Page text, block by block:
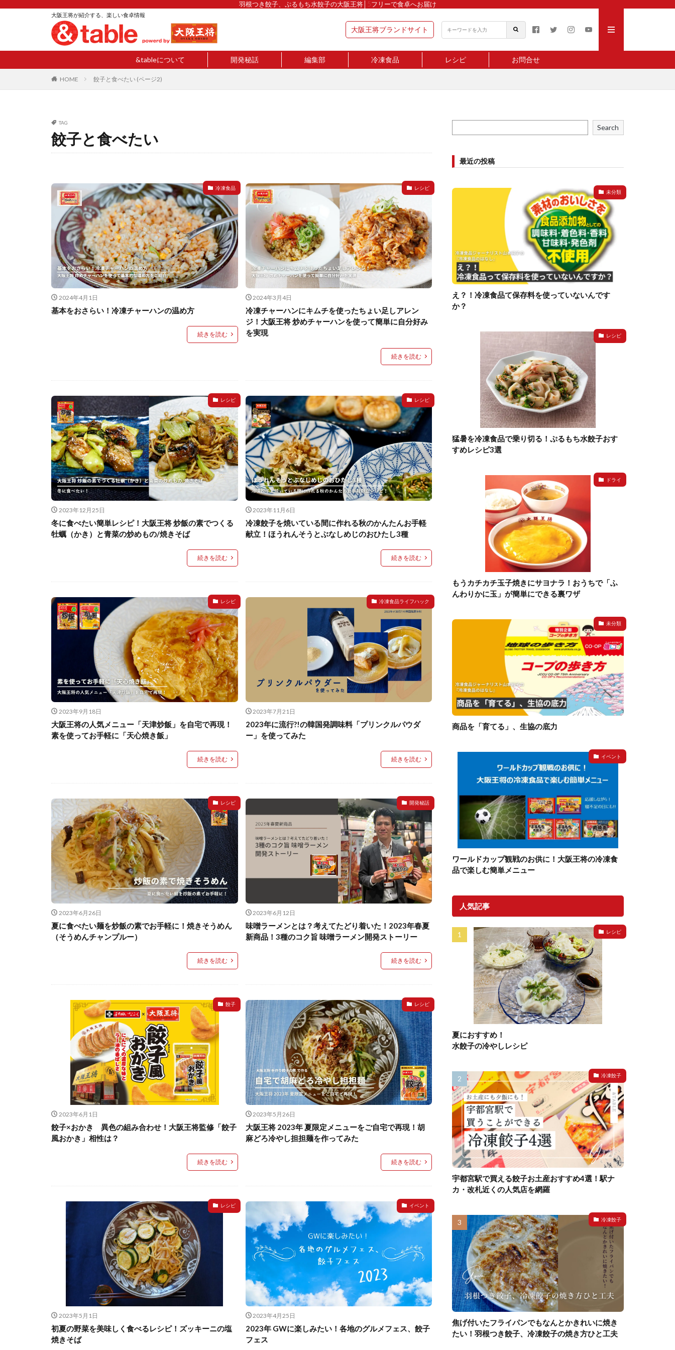
羽根つき餃子、ぷるもち水餃子の大阪王将│5フリーで食卓へお届け
大阪王将が紹介する、楽しい食卓情報
大阪王将ブランドサイト
&tableについて 開発秘話 編集部 冷凍食品 レシピ お問合せ
HOME 餃子と食べたい (ページ2)
TAG
餃子と食べたい
冷凍食品
2024年4月1日
基本をおさらい！冷凍チャーハンの温め方
続きを読む
レシピ
2024年3月4日
冷凍チャーハンにキムチを使ったちょい足しアレン
ジ！大阪王将 炒めチャーハンを使って簡単に自分好み
を実現
続きを読む
レシピ
2023年12月25日
冬に食べたい簡単レシピ！大阪王将 炒飯の素でつくる
牡蠣（かき）と青菜の炒めもの/焼きそば
続きを読む
レシピ
2023年11月6日
冷凍餃子を焼いている間に作れる秋のかんたんお手軽
献立！ほうれんそうとぶなしめじのおひたし3種
続きを読む
レシピ
2023年9月18日
大阪王将の人気メニュー「天津炒飯」を自宅で再現！
素を使ってお手軽に「天心焼き飯」
続きを読む
冷凍食品ライフハック
2023年7月21日
2023年に流行?!の韓国発調味料「プリンクルパウダ
ー」を使ってみた
続きを読む
レシピ
2023年6月26日
夏に食べたい麺を炒飯の素でお手軽に！焼きそうめん
（そうめんチャンプルー）
続きを読む
開発秘話
2023年6月12日
味噌ラーメンとは？考えてたどり着いた！2023年春夏
新商品！3種のコク旨 味噌ラーメン開発ストーリー
続きを読む
餃子
2023年6月1日
餃子×おかき 異色の組み合わせ！大阪王将監修「餃子
風おかき」相性は？
続きを読む
レシピ
2023年5月26日
大阪王将 2023年 夏限定メニューをご自宅で再現！胡
麻どろ冷やし担担麺を作ってみた
続きを読む
レシピ
2023年5月1日
初夏の野菜を美味しく食べるレシピ！ズッキーニの塩
焼きそば
イベント
2023年4月25日
2023年 GWに楽しみたい！各地のグルメフェス、餃子
フェス
Search
最近の投稿
未分類
え？！冷凍食品て保存料を使っていないんです
か？
レシピ
猛暑を冷凍食品で乗り切る！ぷるもち水餃子おす
すめレシピ3選
ドライ
もうカチカチ玉子焼きにサヨナラ！おうちで「ふ
んわりかに玉」が簡単にできる裏ワザ
未分類
商品を「育てる」、生協の底力
イベント
ワールドカップ観戦のお供に！大阪王将の冷凍食
品で楽しむ簡単メニュー
人気記事
レシピ
夏におすすめ！
水餃子の冷やしレシピ
冷凍餃子
宇都宮駅で買える餃子お土産おすすめ4選！駅ナ
カ・改札近くの人気店を網羅
冷凍餃子
焦げ付いたフライパンでもなんとかきれいに焼き
たい！羽根つき餃子、冷凍餃子の焼き方ひと工夫